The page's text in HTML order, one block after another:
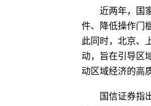
近两年，国
件、降低操作门
此同时，北京、
动，旨在引导区
动区域经济的高
国信证券指